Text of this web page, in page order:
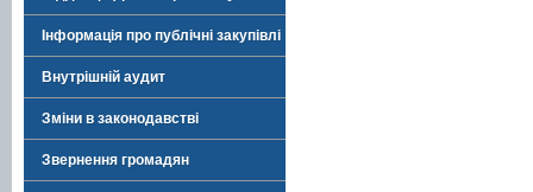
Інформація про публічні закупівлі
Внутрішній аудит
Зміни в законодавстві
Звернення громадян